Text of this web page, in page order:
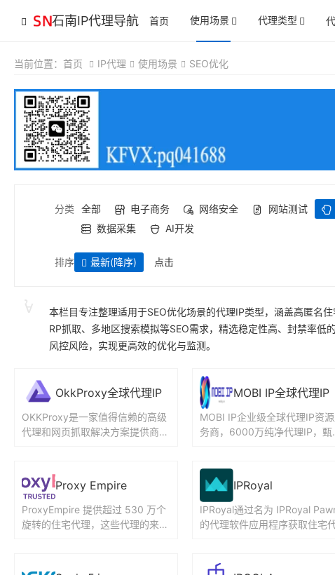
石南IP代理导航 首页 使用场景 代理类型
当前位置： 首页 IP代理 使用场景 SEO优化
分类 全部 电子商务 网络安全 网站测试
数据采集
AI开发
排序 最新(降序) 点击
本栏目专注整理适用于SEO优化场景的代理IP类型，涵盖高匿名
RP抓取、多地区搜索模拟等SEO需求，精选稳定性高、封禁率
风控风险，实现更高效的优化与监测。
OkkProxy全球代理IP
OKKProxy是一家值得信赖的高级
代理和网页抓取解决方案提供商，
MOBI IP全球代理IP
MOBI IP企业级全球代理IP资
务商，6000万纯净代理IP，甄
Proxy Empire
ProxyEmpire 提供超过 530 万个
旋转的住宅代理，这些代理的来源
IPRoyal
IPRoyal通过名为 IPRoyal
的代理软件应用程序获取住宅